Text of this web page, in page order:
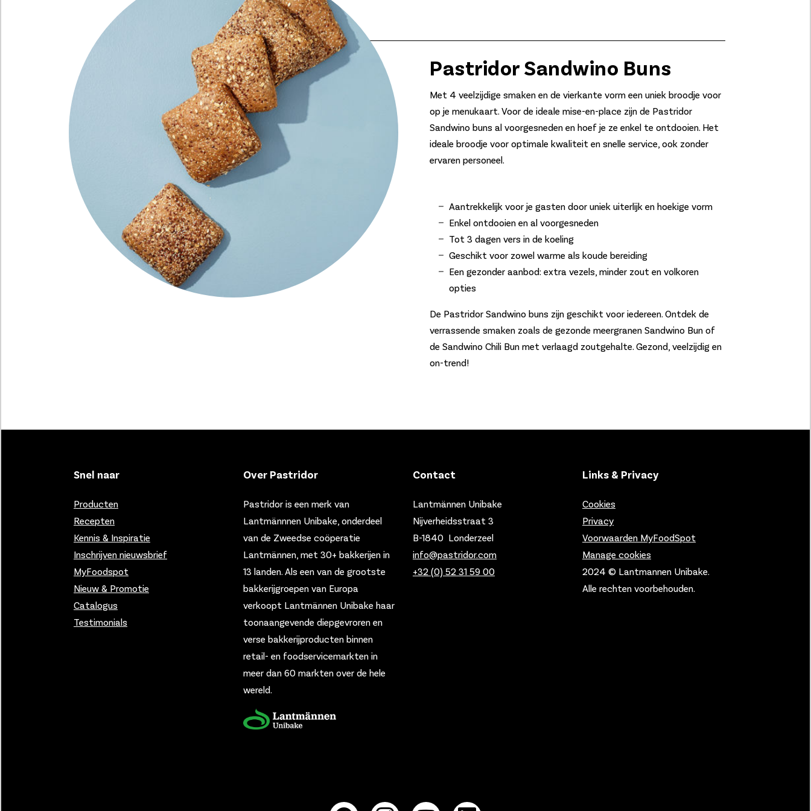
Pastridor Sandwino Buns
Met 4 veelzijdige smaken en de vierkante vorm een uniek broodje voor
op je menukaart. Voor de ideale mise-en-place zijn de Pastridor
Sandwino buns al voorgesneden en hoef je ze enkel te ontdooien. Het
ideale broodje voor optimale kwaliteit en snelle service, ook zonder
ervaren personeel.
Aantrekkelijk voor je gasten door uniek uiterlijk en hoekige vorm
Enkel ontdooien en al voorgesneden
Tot 3 dagen vers in de koeling
Geschikt voor zowel warme als koude bereiding
Een gezonder aanbod: extra vezels, minder zout en volkoren
opties
De Pastridor Sandwino buns zijn geschikt voor iedereen. Ontdek de
verrassende smaken zoals de gezonde meergranen Sandwino Bun of
de Sandwino Chili Bun met verlaagd zoutgehalte. Gezond, veelzijdig en
on-trend!
Snel naar
Producten
Recepten
Kennis & Inspiratie
Inschrijven nieuwsbrief
MyFoodspot
Nieuw & Promotie
Catalogus
Testimonials
Over Pastridor
Pastridor is een merk van
Lantmännnen Unibake, onderdeel
van de Zweedse coöperatie
Lantmännen, met 30+ bakkerijen in
13 landen. Als een van de grootste
bakkerijgroepen van Europa
verkoopt Lantmännen Unibake haar
toonaangevende diepgevroren en
verse bakkerijproducten binnen
retail- en foodservicemarkten in
meer dan 60 markten over de hele
wereld.
Contact
Lantmännen Unibake
Nijverheidsstraat 3
B-1840 Londerzeel
info@pastridor.com
+32 (0) 52 31 59 00
Links & Privacy
Cookies
Privacy
Voorwaarden MyFoodSpot
Manage cookies
2024 © Lantmannen Unibake.
Alle rechten voorbehouden.